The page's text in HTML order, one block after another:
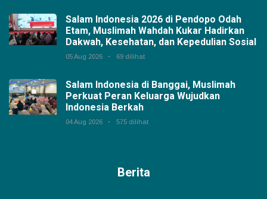
Salam Indonesia 2026 di Pendopo Odah
Etam, Muslimah Wahdah Kukar Hadirkan
Dakwah, Kesehatan, dan Kepedulian Sosial
05 Aug 2026 69 dilihat
Salam Indonesia di Banggai, Muslimah
Perkuat Peran Keluarga Wujudkan
Indonesia Berkah
04 Aug 2026 575 dilihat
Berita